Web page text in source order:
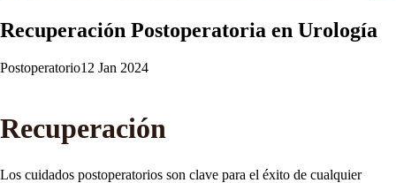
Recuperación Postoperatoria en Urología
Postoperatorio12 Jan 2024
Recuperación
Los cuidados postoperatorios son clave para el éxito de cualquier